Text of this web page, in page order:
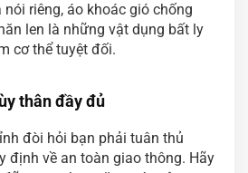
riêng, áo khoác gió chống
len là những vật dụng bất ly
cơ thể tuyệt đối.
thân đầy đủ
đòi hỏi bạn phải tuân thủ
định về an toàn giao thông. Hãy